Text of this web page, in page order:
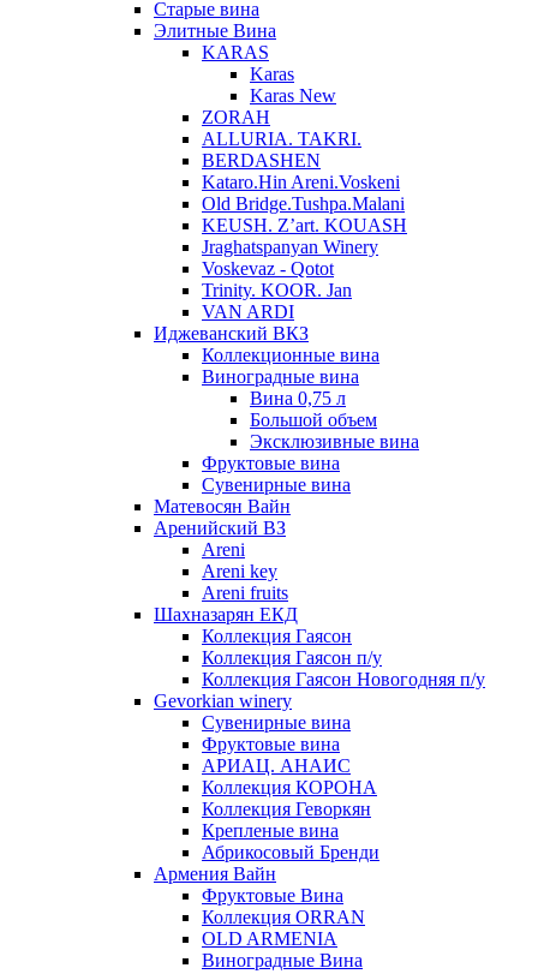
Старые вина
Элитные Вина
KARAS
Karas
Karas New
ZORAH
ALLURIA. TAKRI.
BERDASHEN
Kataro.Hin Areni.Voskeni
Old Bridge.Tushpa.Malani
KEUSH. Z’art. KOUASH
Jraghatspanyan Winery
Voskevaz - Qotot
Trinity. KOOR. Jan
VAN ARDI
Иджеванский ВКЗ
Коллекционные вина
Виноградные вина
Вина 0,75 л
Большой объем
Эксклюзивные вина
Фруктовые вина
Cувенирные вина
Матевосян Вайн
Аренийский ВЗ
Areni
Areni key
Areni fruits
Шахназарян ЕКД
Коллекция Гаясон
Коллекция Гаясон п/у
Коллекция Гаясон Новогодняя п/у
Gevorkian winery
Сувенирные вина
Фруктовые вина
АРИАЦ. АНАИС
Коллекция КОРОНА
Коллекция Геворкян
Крепленые вина
Абрикосовый Бренди
Армения Вайн
Фруктовые Вина
Коллекция ORRAN
OLD ARMENIA
Виноградные Вина